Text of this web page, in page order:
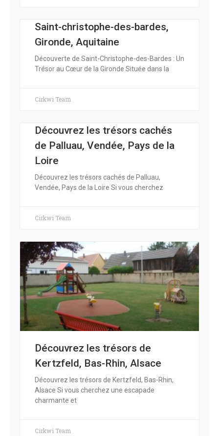
Saint-christophe-des-bardes,
Gironde, Aquitaine
Découverte de Saint-Christophe-des-Bardes : Un
Trésor au Cœur de la Gironde Située dans la
Cirkwi Team
Découvrez les trésors cachés
de Palluau, Vendée, Pays de la
Loire
Découvrez les trésors cachés de Palluau,
Vendée, Pays de la Loire Si vous cherchez
Cirkwi Team
Découvrez les trésors de
Kertzfeld, Bas-Rhin, Alsace
Découvrez les trésors de Kertzfeld, Bas-Rhin,
Alsace Si vous cherchez une escapade
charmante et
Cirkwi Team